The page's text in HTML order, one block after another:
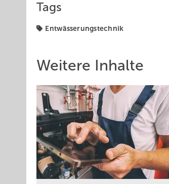
Tags
Entwässerungstechnik
Weitere Inhalte